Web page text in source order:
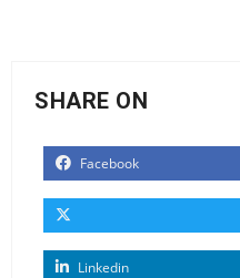
SHARE ON
Facebook
Linkedin